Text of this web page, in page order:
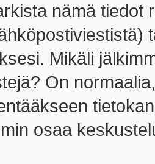
nämä tiedot
Mikäli
On
osaa